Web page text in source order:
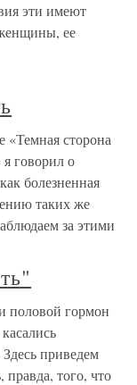
эти имеют
ее
«Темная сторона
говорил о
болезненная
таких же
за этими
половой гормон
приведем
правда, того, что